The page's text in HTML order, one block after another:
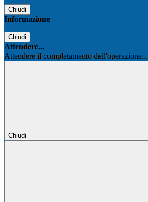
Chiudi
Informazione
Chiudi
Attendere...
Attendere il completamento dell'operazione...
Chiudi